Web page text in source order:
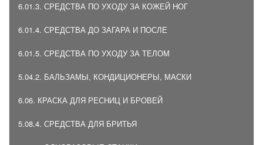
6.01.3. СРЕДСТВА ПО УХОДУ ЗА КОЖЕЙ НОГ
6.01.4. СРЕДСТВА ДО ЗАГАРА И ПОСЛЕ
6.01.5. СРЕДСТВА ПО УХОДУ ЗА ТЕЛОМ
5.04.2. БАЛЬЗАМЫ, КОНДИЦИОНЕРЫ, МАСКИ
6.06. КРАСКА ДЛЯ РЕСНИЦ И БРОВЕЙ
5.08.4. СРЕДСТВА ДЛЯ БРИТЬЯ